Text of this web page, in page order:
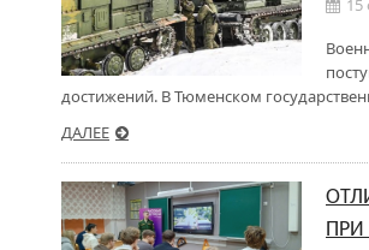
15
достижений. В Тюменском
ДАЛЕЕ